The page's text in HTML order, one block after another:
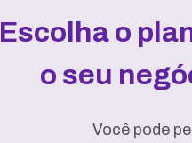
Escolha o
o seu
Você pode